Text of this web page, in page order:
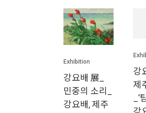
Exhibition
강요배 展_
민중의 소리_
강요배, 제주
강
제
_'